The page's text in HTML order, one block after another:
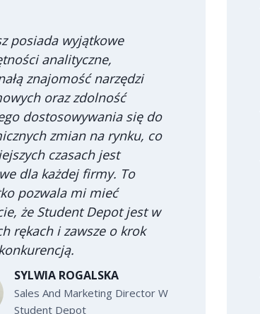
posiada wyjątkowe
analityczne,
znajomość narzędzi
oraz zdolność
dostosowywania się do
zmian na rynku, co
czasach jest
dla każdej firmy. To
pozwala mi mieć
że Student Depot jest w
rękach i zawsze o krok
SYLWIA ROGALSKA
Sales And Marketing Director W
Student Depot